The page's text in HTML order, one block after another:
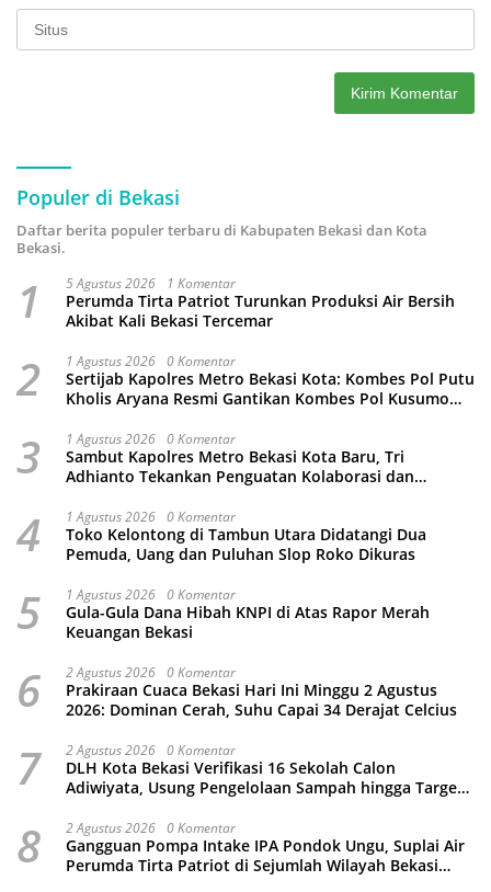
Populer di Bekasi
Daftar berita populer terbaru di Kabupaten Bekasi dan Kota
Bekasi.
1 5 Agustus 2026 1 Komentar
Perumda Tirta Patriot Turunkan Produksi Air Bersih
Akibat Kali Bekasi Tercemar
2 1 Agustus 2026 0 Komentar
Sertijab Kapolres Metro Bekasi Kota: Kombes Pol Putu
Kholis Aryana Resmi Gantikan Kombes Pol Kusumo
3 1 Agustus 2026 0 Komentar
Sambut Kapolres Metro Bekasi Kota Baru, Tri
Adhianto Tekankan Penguatan Kolaborasi dan
4 1 Agustus 2026 0 Komentar
Toko Kelontong di Tambun Utara Didatangi Dua
Pemuda, Uang dan Puluhan Slop Roko Dikuras
5 1 Agustus 2026 0 Komentar
Gula-Gula Dana Hibah KNPI di Atas Rapor Merah
Keuangan Bekasi
6 2 Agustus 2026 0 Komentar
Prakiraan Cuaca Bekasi Hari Ini Minggu 2 Agustus
2026: Dominan Cerah, Suhu Capai 34 Derajat Celcius
7 2 Agustus 2026 0 Komentar
DLH Kota Bekasi Verifikasi 16 Sekolah Calon
Adiwiyata, Usung Pengelolaan Sampah hingga Target
8 2 Agustus 2026 0 Komentar
Gangguan Pompa Intake IPA Pondok Ungu, Suplai Air
Perumda Tirta Patriot di Sejumlah Wilayah Bekasi